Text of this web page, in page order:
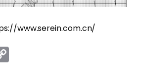
www.serein.com.cn/